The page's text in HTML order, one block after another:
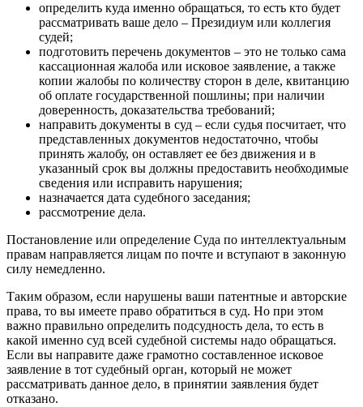
определить куда именно обращаться, то есть кто будет
рассматривать ваше дело – Президиум или коллегия
судей;
подготовить перечень документов – это не только сама
кассационная жалоба или исковое заявление, а также
копии жалобы по количеству сторон в деле, квитанцию
об оплате государственной пошлины; при наличии
доверенность, доказательства требований;
направить документы в суд – если судья посчитает, что
представленных документов недостаточно, чтобы
принять жалобу, он оставляет ее без движения и в
указанный срок вы должны предоставить необходимые
сведения или исправить нарушения;
назначается дата судебного заседания;
рассмотрение дела.
Постановление или определение Суда по интеллектуальным
правам направляется лицам по почте и вступают в законную
силу немедленно.
Таким образом, если нарушены ваши патентные и авторские
права, то вы имеете право обратиться в суд. Но при этом
важно правильно определить подсудность дела, то есть в
какой именно суд всей судебной системы надо обращаться.
Если вы направите даже грамотно составленное исковое
заявление в тот судебный орган, который не может
рассматривать данное дело, в принятии заявления будет
отказано.